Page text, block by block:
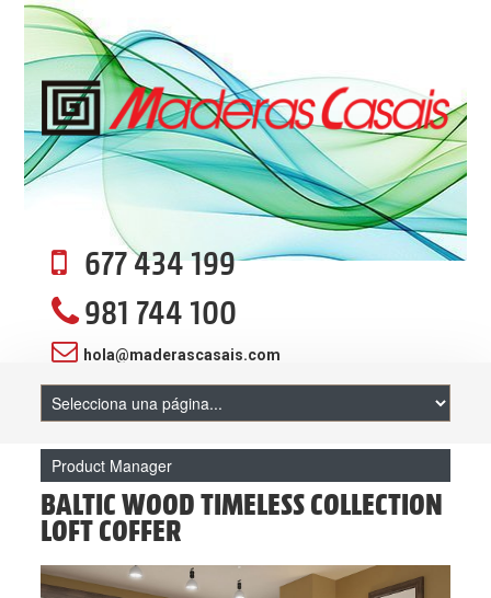
677 434 199
981 744 100
hola@maderascasais.com
Product Manager
BALTIC WOOD TIMELESS COLLECTION
LOFT COFFER